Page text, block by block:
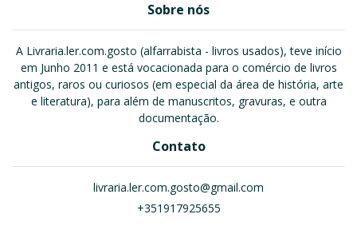
Sobre nós
A Livraria.ler.com.gosto (alfarrabista - livros usados), teve início
em Junho 2011 e está vocacionada para o comércio de livros
antigos, raros ou curiosos (em especial da área de história, arte
e literatura), para além de manuscritos, gravuras, e outra
documentação.
Contato
livraria.ler.com.gosto@gmail.com
+351917925655